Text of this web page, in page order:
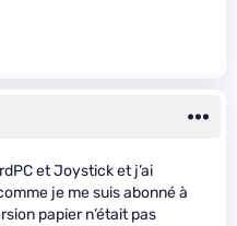
et Joystick et j’ai
je me suis abonné à
papier n’était pas